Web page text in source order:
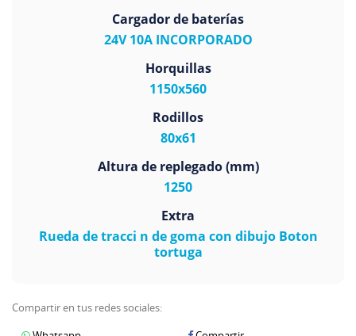
Cargador de baterías
24V 10A INCORPORADO
Horquillas
1150x560
Rodillos
80x61
Altura de replegado (mm)
1250
Extra
Rueda de tracci n de goma con dibujo Boton
tortuga
Compartir en tus redes sociales: